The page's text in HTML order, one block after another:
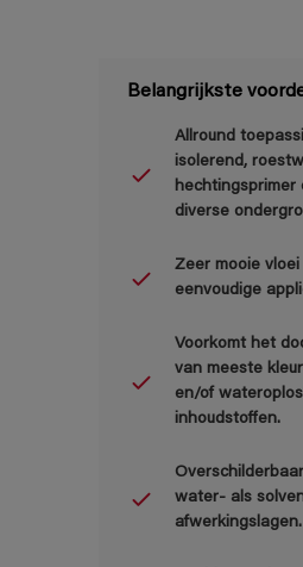
Belangrijkste
Allround
isolerend,
hechtingsprimer
diverse
Zeer mooie vloei
eenvoudige
Voorkomt het
van meeste
en/of
inhoudstoffen.
water- als
afwerkingslagen.